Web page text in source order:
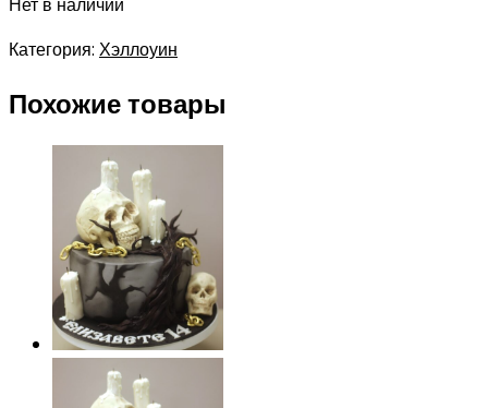
Нет в наличии
Категория: Хэллоуин
Похожие товары